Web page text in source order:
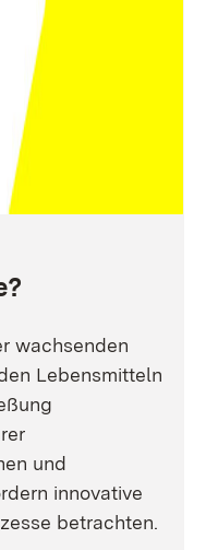
wachsenden
Lebensmitteln
und
innovative
betrachten.